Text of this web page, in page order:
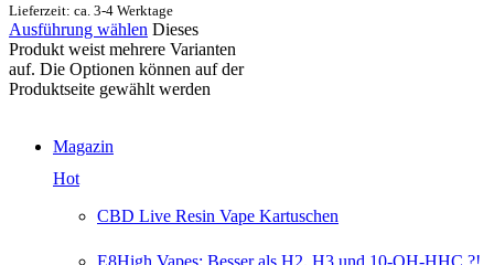
Lieferzeit: ca. 3-4 Werktage
Ausführung wählen Dieses
Produkt weist mehrere Varianten
auf. Die Optionen können auf der
Produktseite gewählt werden
Magazin
Hot
CBD Live Resin Vape Kartuschen
E8High Vapes: Besser als H2, H3 und 10-OH-HHC ?!